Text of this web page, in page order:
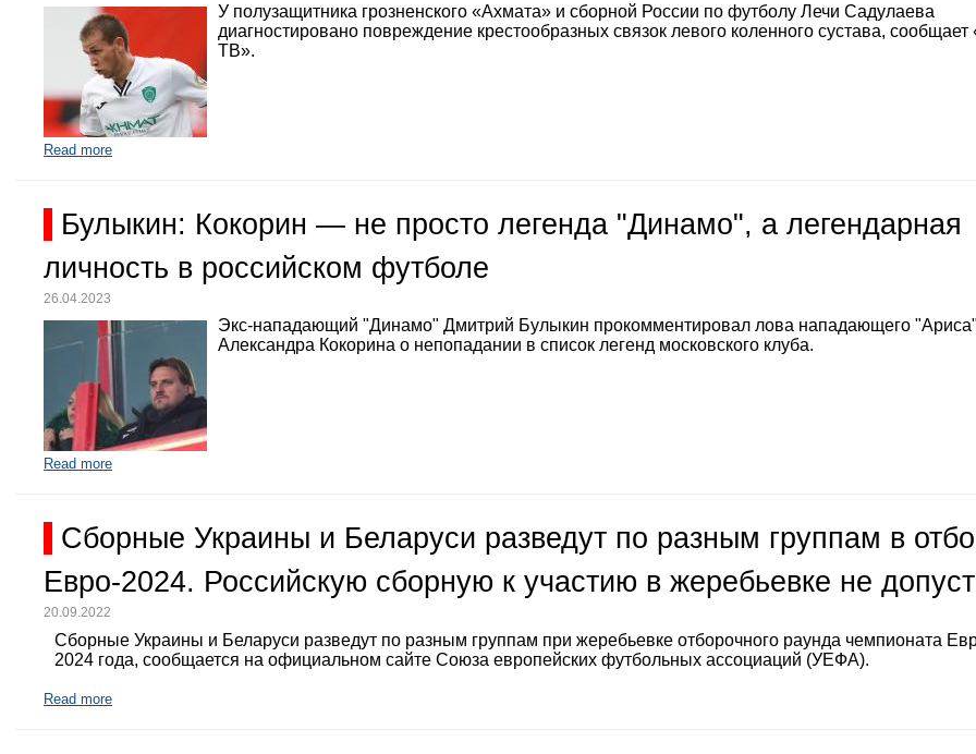
У полузащитника грозненского «Ахмата» и сборной России по футболу Лечи Садулаева
диагностировано повреждение крестообразных связок левого коленного сустава, сообщает
ТВ».
Read more
Булыкин: Кокорин — не просто легенда "Динамо", а легендарная
личность в российском футболе
26.04.2023
Экс-нападающий "Динамо" Дмитрий Булыкин прокомментировал лова нападающего "Ариса"
Александра Кокорина о непопадании в список легенд московского клуба.
Read more
Сборные Украины и Беларуси разведут по разным группам в
Евро-2024. Российскую сборную к участию в жеребьевке не
20.09.2022
Сборные Украины и Беларуси разведут по разным группам при жеребьевке отборочного раунда чемпионата
2024 года, сообщается на официальном сайте Союза европейских футбольных ассоциаций (УЕФА).
Read more